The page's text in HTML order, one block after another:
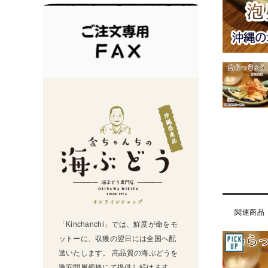
関連商品
「Kinchanchi」では、鮮度が命をモ
ットーに、収獲の翌日には全国へ配
送いたします。 高品質の海ぶどうを